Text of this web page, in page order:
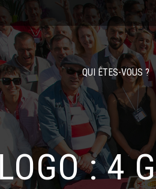
QUI ÊTES-VOUS ?
: 4